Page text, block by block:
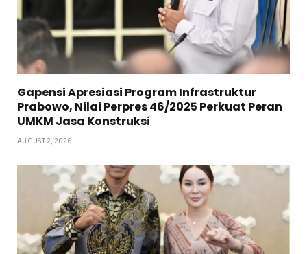
Gapensi Apresiasi Program Infrastruktur
Prabowo, Nilai Perpres 46/2025 Perkuat Peran
UMKM Jasa Konstruksi
AUGUST 2, 2026